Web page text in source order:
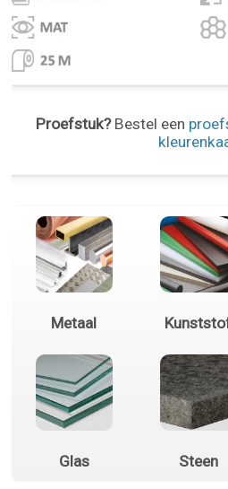
Proefstuk?Bestel een
Metaal
Glas Steen